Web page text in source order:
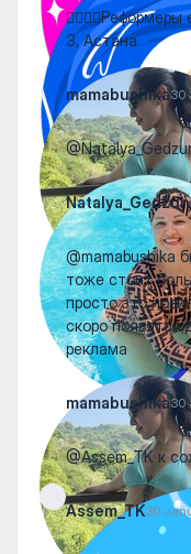
3, Астана.
mamabushika30
Natalya_Gedzun
@mamabushika
тоже стоит
просто это
скоро
реклама
mamabushika30
@Assem_TK к
Assem_TK30